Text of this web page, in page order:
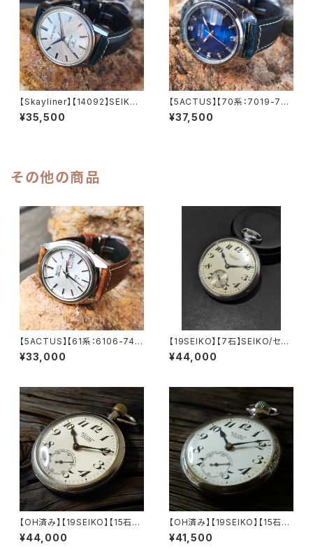
【Skayliner】【14092】SEIKO/
セイコー スカイライナー 21石
Cal.402 キャリバー 機械式 手
¥35,500
【5ACTUS】【70系：7019-735
0】【新品9面カット風防】SEIK
O/セイコー 5アクタス 21石 Ca
¥37,500
その他の商品
【5ACTUS】【61系：6106-748
0】SEIKO/セイコー 5アクタス 2
3石 Cal.6106 キャリバー 機械
ティークウォッチ メンズウォッチ
【5ac6106-7480-1】
¥33,000
【19SEIKO】【7石】SEIKO/セイ
コー SEIKOロゴ PRECISION/
プレシジョン 鉄道時計/懐中時
れた海中道警 動作確認済み ク
リーニング/ケース磨き/風防磨き
済み アンティークウォッチ 19se
iko7-9【seiko7-9】
¥44,000
【OH済み】【19SEIKO】【15石】S
EIKO/セイコー SEIKOロゴ PR
ECISION/プレシジョン 鉄道時
¥44,000
【OH済み】【19SEIKO】【15石】S
EIKO/セイコー SEIKOロゴ PR
ECISION/プレシジョン 鉄道時
¥41,500